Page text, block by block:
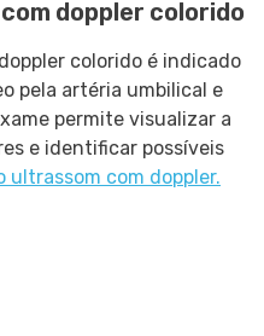
doppler colorido
colorido é indicado
pela artéria umbilical e
permite visualizar a
e identificar possíveis
ultrassom com doppler.